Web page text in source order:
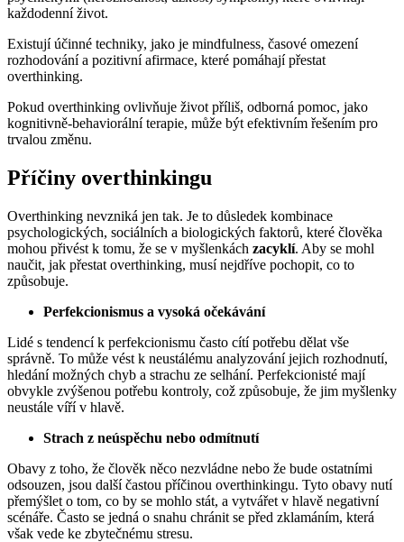
každodenní život.
Existují účinné techniky, jako je mindfulness, časové omezení
rozhodování a pozitivní afirmace, které pomáhají přestat
overthinking.
Pokud overthinking ovlivňuje život příliš, odborná pomoc, jako
kognitivně-behaviorální terapie, může být efektivním řešením pro
trvalou změnu.
Příčiny overthinkingu
Overthinking nevzniká jen tak. Je to důsledek kombinace
psychologických, sociálních a biologických faktorů, které člověka
mohou přivést k tomu, že se v myšlenkách zacyklí. Aby se mohl
naučit, jak přestat overthinking, musí nejdříve pochopit, co to
způsobuje.
Perfekcionismus a vysoká očekávání
Lidé s tendencí k perfekcionismu často cítí potřebu dělat vše
správně. To může vést k neustálému analyzování jejich rozhodnutí,
hledání možných chyb a strachu ze selhání. Perfekcionisté mají
obvykle zvýšenou potřebu kontroly, což způsobuje, že jim myšlenky
neustále víří v hlavě.
Strach z neúspěchu nebo odmítnutí
Obavy z toho, že člověk něco nezvládne nebo že bude ostatními
odsouzen, jsou další častou příčinou overthinkingu. Tyto obavy nutí
přemýšlet o tom, co by se mohlo stát, a vytvářet v hlavě negativní
scénáře. Často se jedná o snahu chránit se před zklamáním, která
však vede ke zbytečnému stresu.